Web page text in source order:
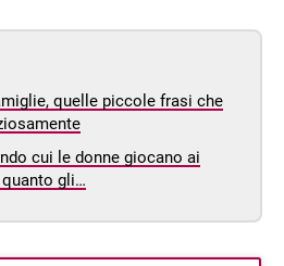
quelle piccole frasi che
cui le donne giocano ai
gli…